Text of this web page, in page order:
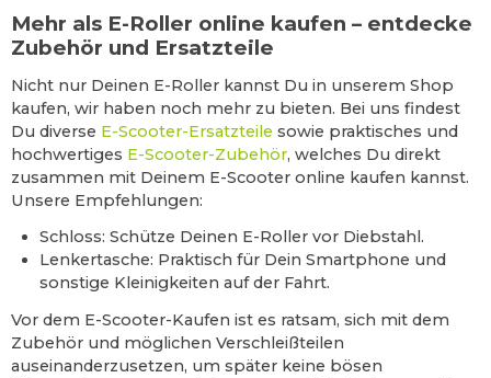
Mehr als E-Roller online kaufen – entdecke
Zubehör und Ersatzteile
Nicht nur Deinen E-Roller kannst Du in unserem Shop
kaufen, wir haben noch mehr zu bieten. Bei uns findest
Du diverse E-Scooter-Ersatzteile sowie praktisches und
hochwertiges E-Scooter-Zubehör, welches Du direkt
zusammen mit Deinem E-Scooter online kaufen kannst.
Unsere Empfehlungen:
Schloss: Schütze Deinen E-Roller vor Diebstahl.
Lenkertasche: Praktisch für Dein Smartphone und
sonstige Kleinigkeiten auf der Fahrt.
Vor dem E-Scooter-Kaufen ist es ratsam, sich mit dem
Zubehör und möglichen Verschleißteilen
auseinanderzusetzen, um später keine bösen